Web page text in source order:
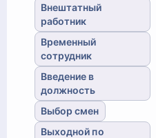
Внештатный
работник
Временный
сотрудник
Введение в
должность
Выбор смен
Выходной по